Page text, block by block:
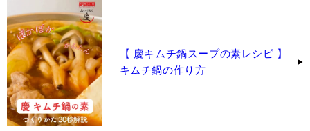
【 慶キムチ鍋スープの素レシピ 】
キムチ鍋の作り方